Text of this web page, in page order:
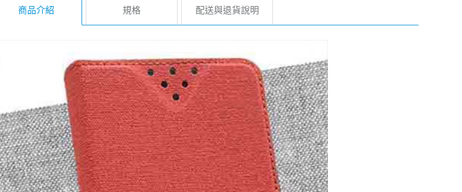
商品介紹 規格 配送與退貨說明